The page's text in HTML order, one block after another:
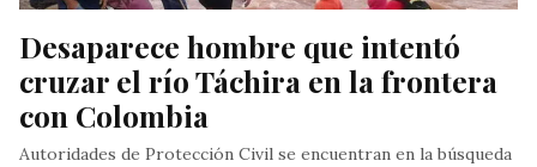
Desaparece hombre que intentó
cruzar el río Táchira en la frontera
con Colombia
Autoridades de Protección Civil se encuentran en la búsqueda